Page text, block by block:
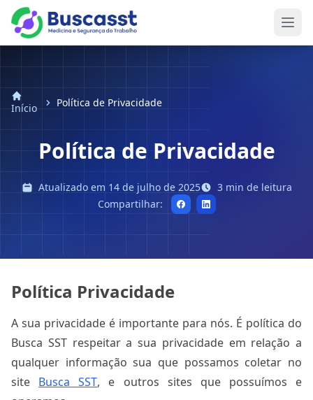
Início Política de Privacidade
Política de Privacidade
Atualizado em 14 de julho de 2025
3 min de leitura
Compartilhar:
Política Privacidade
A sua privacidade é importante para nós. É política do
Busca SST respeitar a sua privacidade em relação a
qualquer informação sua que possamos coletar no
site Busca SST, e outros sites que possuímos e